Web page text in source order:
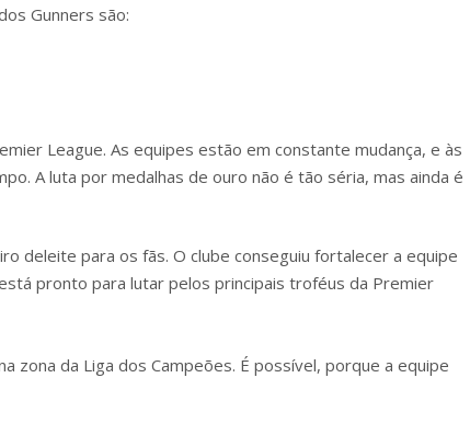
Gunners são:
League. As equipes estão em constante mudança, e às
A luta por medalhas de ouro não é tão séria, mas ainda é
deleite para os fãs. O clube conseguiu fortalecer a equipe
pronto para lutar pelos principais troféus da Premier
zona da Liga dos Campeões. É possível, porque a equipe